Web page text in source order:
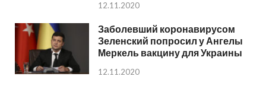
12.11.2020
Заболевший коронавирусом
Зеленский попросил у Ангелы
Меркель вакцину для Украины
12.11.2020